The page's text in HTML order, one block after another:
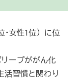
･女性1位）に位
ープががん化
活習慣と関わり